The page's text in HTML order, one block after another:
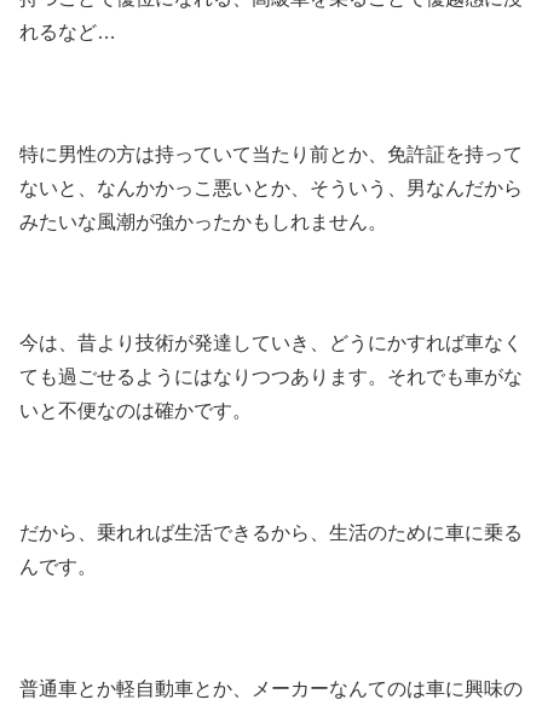
れるなど…
特に男性の方は持っていて当たり前とか、免許証を持って
ないと、なんかかっこ悪いとか、そういう、男なんだから
みたいな風潮が強かったかもしれません。
今は、昔より技術が発達していき、どうにかすれば車なく
ても過ごせるようにはなりつつあります。それでも車がな
いと不便なのは確かです。
だから、乗れれば生活できるから、生活のために車に乗る
んです。
普通車とか軽自動車とか、メーカーなんてのは車に興味の